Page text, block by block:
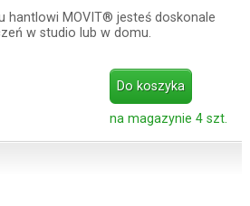
hantlowi MOVIT® jesteś doskonale
w studio lub w domu.
Do koszyka
na magazynie 4 szt.